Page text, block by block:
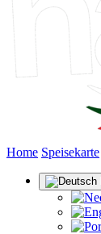
Home Speisekarte